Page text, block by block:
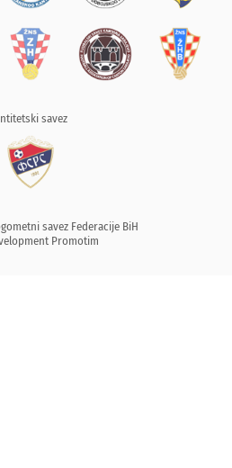
savez
savez Federacije BiH
Promotim